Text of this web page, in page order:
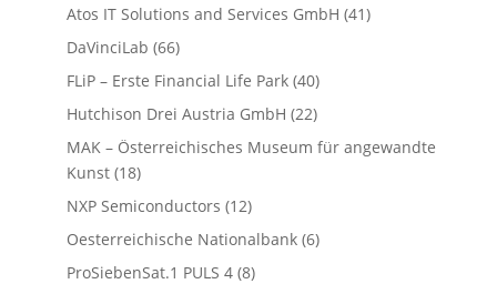
Atos IT Solutions and Services GmbH (41)
DaVinciLab (66)
FLiP – Erste Financial Life Park(40)
Hutchison Drei Austria GmbH (22)
MAK – Österreichisches Museum für angewandte
Kunst(18)
NXP Semiconductors (12)
Oesterreichische Nationalbank(6)
ProSiebenSat.1 PULS 4(8)